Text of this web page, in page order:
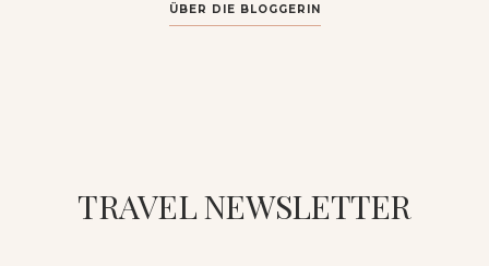
ÜBER DIE BLOGGERIN
TRAVEL NEWSLETTER